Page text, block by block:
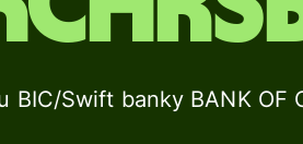
BIC/Swift banky BANK OF